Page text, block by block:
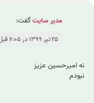
مدیر سایتگفت:
۲۵ تیر ۱۳۹۹ در ۶:۰۵ قبل از ظهر
نه امیرحسین عزیز
نبودم